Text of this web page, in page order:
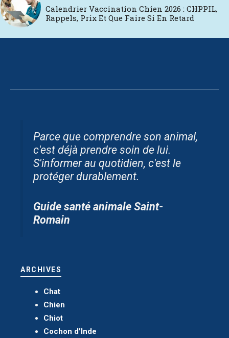
Calendrier Vaccination Chien 2026 : CHPPIL,
Rappels, Prix Et Que Faire Si En Retard
Parce que comprendre son animal,
c'est déjà prendre soin de lui.
S'informer au quotidien, c'est le
protéger durablement.
Guide santé animale Saint-
Romain
ARCHIVES
Chat
Chien
Chiot
Cochon d'Inde